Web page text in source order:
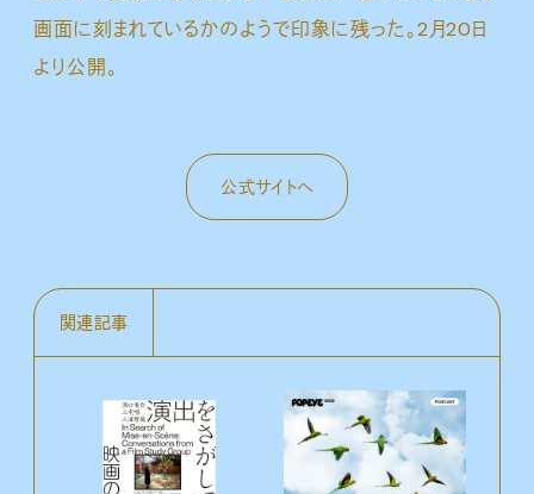
画面に刻まれているかのようで印象に残った。2月20日
より公開。
公式サイトへ
関連記事